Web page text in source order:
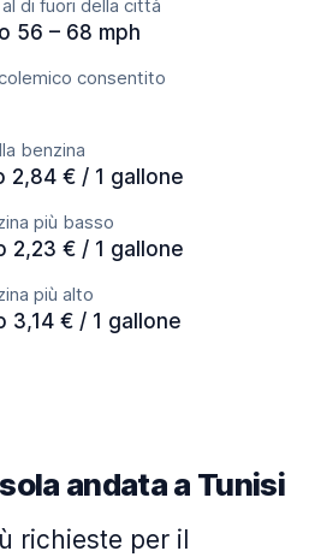
di fuori della città
56 – 68 mph
consentito
benzina
2,84 € / 1 gallone
più basso
2,23 € / 1 gallone
più alto
3,14 € / 1 gallone
andata a Tunisi
richieste per il